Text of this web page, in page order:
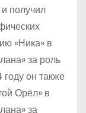
получил
«Ника» в
за роль
он также
Орёл» в
за